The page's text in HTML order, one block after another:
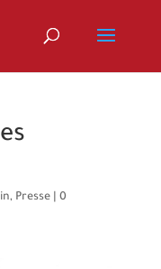
, Presse| 0